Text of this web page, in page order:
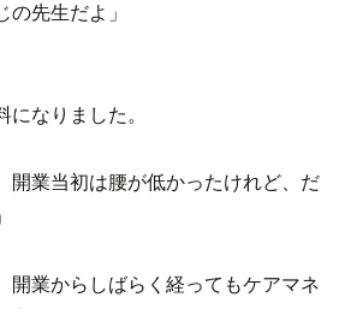
の先生だよ」
になりました。
開業当初は腰が低かったけれど、だ
開業からしばらく経ってもケアマネ